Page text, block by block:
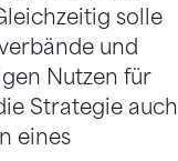
solle
und
Nutzen für
Strategie auch
eines